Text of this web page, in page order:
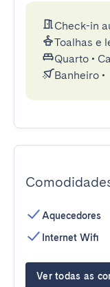
Check-in
Toalhas e
Quarto •
Banheiro •
Aquecedores
Internet Wifi
Ver todas as